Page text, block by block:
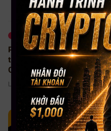
Thị trường
Phân tích thị trường
trong Livestream Youtube
07/30/2026
Lami - 31/07/2026